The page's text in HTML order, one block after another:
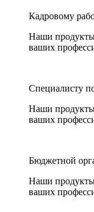
Кадровому
Наши
ваших
Специалисту
Наши
ваших
Бюджетной
Наши
ваших